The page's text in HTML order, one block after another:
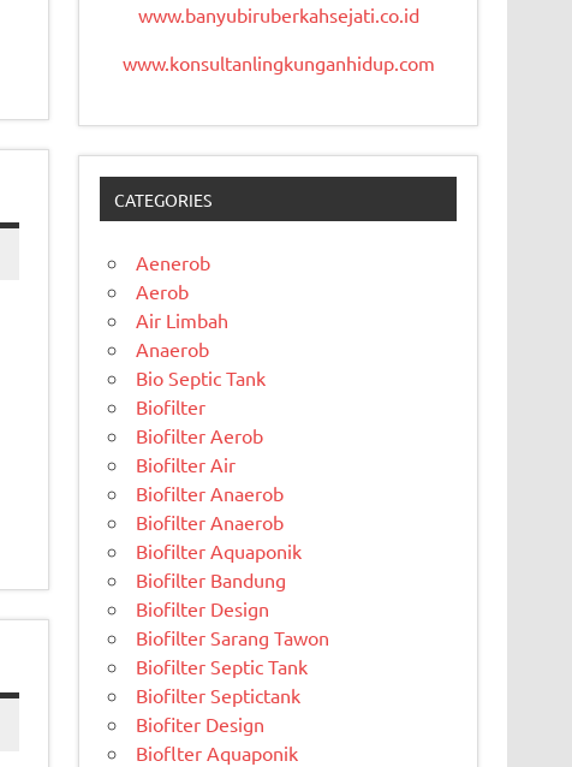
www.banyubiruberkahsejati.co.id
www.konsultanlingkunganhidup.com
CATEGORIES
Aenerob
Aerob
Air Limbah
Anaerob
Bio Septic Tank
Biofilter
Biofilter Aerob
Biofilter Air
Biofilter Anaerob
Biofilter Anaerob
Biofilter Aquaponik
Biofilter Bandung
Biofilter Design
Biofilter Sarang Tawon
Biofilter Septic Tank
Biofilter Septictank
Biofiter Design
Bioflter Aquaponik